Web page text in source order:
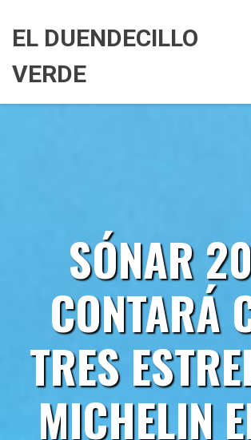
content
EL DUENDECILLO
VERDE
SÓNAR
CONTARÁ
TRES
MICHELIN